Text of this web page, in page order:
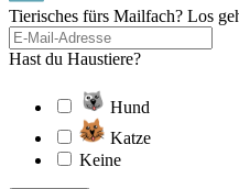
Tierisches fürs Mailfach? Los
Hast du Haustiere?
Hund
Katze
Keine